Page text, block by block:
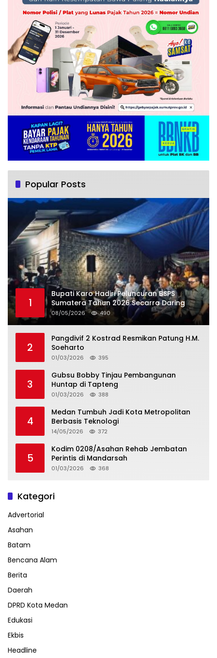
Popular Posts
1
Bupati Karo Hadiri Peluncuran BSPS
Sumatera Tahun 2026 Secarra Daring
08/05/2026 490
2
Pangdivif 2 Kostrad Resmikan Patung H.M.
Soeharto
01/03/2026 395
3
Gubsu Bobby Tinjau Pembangunan
Huntap di Tapteng
01/03/2026 388
4
Medan Tumbuh Jadi Kota Metropolitan
Berbasis Teknologi
14/05/2026 372
5
Kodim 0208/Asahan Rehab Jembatan
Perintis di Mandarsah
01/03/2026 368
Kategori
Advertorial
Asahan
Batam
Bencana Alam
Berita
Daerah
DPRD Kota Medan
Edukasi
Ekbis
Headline